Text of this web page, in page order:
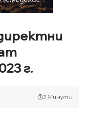
г.
2 Минути